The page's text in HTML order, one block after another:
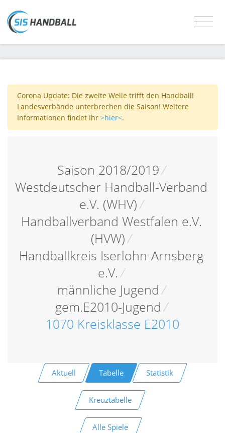
Corona Update: Die zweite Welle trifft den Handball!
Landesverbände unterbrechen die Saison! Weitere
Informationen findet Ihr >hier<.
Saison 2018/2019/
Westdeutscher Handball-Verband
e.V. (WHV)/
Handballverband Westfalen e.V.
(HVW)/
Handballkreis Iserlohn-Arnsberg
e.V. /
männliche Jugend/
gem.E2010-Jugend/
1070 Kreisklasse E2010
Aktuell Tabelle Statistik
Kreuztabelle
Alle Spiele